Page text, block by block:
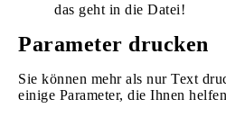
das geht in die Datei!
Parameter drucken
Sie können mehr als nur Text
einige Parameter, die Ihnen